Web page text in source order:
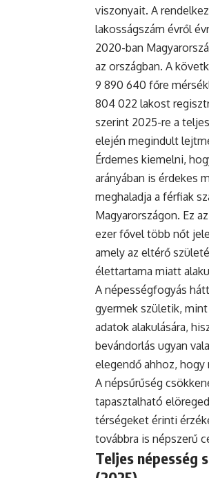
viszonyait. A
lakosságszám évről
2020-ban
az országban. A
9 890 640 főre
804 022 lakost
szerint 2025-re a
elején megindult
Érdemes kiemelni,
arányában is érdekes
meghaladja a férfiak
Magyarországon. Ez
ezer fővel több nőt
amely az eltérő
élettartama miatt
A népességfogyás
gyermek születik, mint
adatok alakulására,
bevándorlás ugyan
elegendő ahhoz,
A népsűrűség
tapasztalható
térségeket érinti
továbbra is népszerű
Teljes népesség